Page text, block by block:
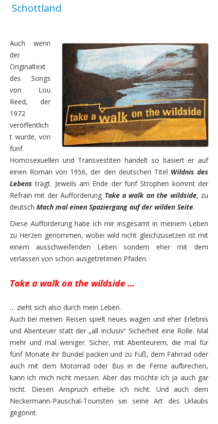
Freitag, 7.08. – Fahrt nach Flaktveit mit Besuch in
Die dritte Woche – Die Entscheidung
Sonntag, 9.08. – Ziel ist Geiranger
Montag, 10.08. – Wandern und Motorradrunde
Dienstag, 11.08. – Regenfahrt am Trollstigen vorbei
Mittwoch, 12.08. – Weiterfahrt nach Gjora
Donnerstag, 13.08. – Moschusochsen im Dovrefjell
Freitag, 14.08. – über eine alte
Samstag, 15.08. – über die höchste Passstraße
Die vierte Woche – das Ende naht
Sonntag, 16.08. – Wanderung zu den drei
Montag, 17.08. – Wassermühlen in Vang, Stabkirche
Dienstag, 18.08. – zum Olympiacentrum Lillehammer
Mittwoch, 19.08. – letzter Fahrtag nach Oslo
Freitag, 21.08. – einschiffen
Samstag, 22.08. – die letzten Kilometer zurück nach
Zu guter Letzt
2010
Baltikum
2011
Schottland
Auch wenn
der
Originaltext
des Songs
von Lou
Reed, der
1972
veröffentlich
t wurde, von
fünf
Homosexuellen und Transvestiten handelt so basiert er auf
einen Roman von 1956, der den deutschen Titel Wildnis des
Lebens trägt. Jeweils am Ende der fünf Strophen kommt der
Refrain mit der Aufforderung Take a walk on the wildside, zu
deutsch Mach mal einen Spaziergang auf der wilden Seite.
Diese Aufforderung habe ich mir insgesamt in meinem Leben
zu Herzen genommen, wobei wild nicht gleichzusetzen ist mit
einem ausschweifenden Leben sondern eher mit dem
verlassen von schon ausgetretenen Pfaden.
Take a walk on the wildside …
… zieht sich also durch mein Leben.
Auch bei meinen Reisen spielt neues wagen und eher Erlebnis
und Abenteuer statt der „all inclusiv“ Sicherheit eine Rolle. Mal
mehr und mal weniger. Sicher, mit Abenteurern, die mal für
fünf Monate ihr Bündel packen und zu Fuß, dem Fahrrad oder
auch mit dem Motorrad oder Bus in die Ferne aufbrechen,
kann ich mich nicht messen. Aber das möchte ich ja auch gar
nicht. Diesen Anspruch erhebe ich nicht. Und auch dem
Neckermann-Pauschal-Touristen sei seine Art des Urlaubs
gegönnt.